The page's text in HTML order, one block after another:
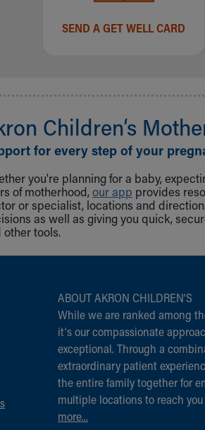
SEND A GET WELL CARD
Children‘s
for every step of your
you're planning for a baby,
of motherhood, our app provides
or specialist, locations and
as well as giving you quick,
other tools.
ABOUT AKRON CHILDREN‘S
While we are ranked among
it‘s our compassionate
exceptional. Through a
extraordinary patient
the entire family together for
multiple locations to reach
more...